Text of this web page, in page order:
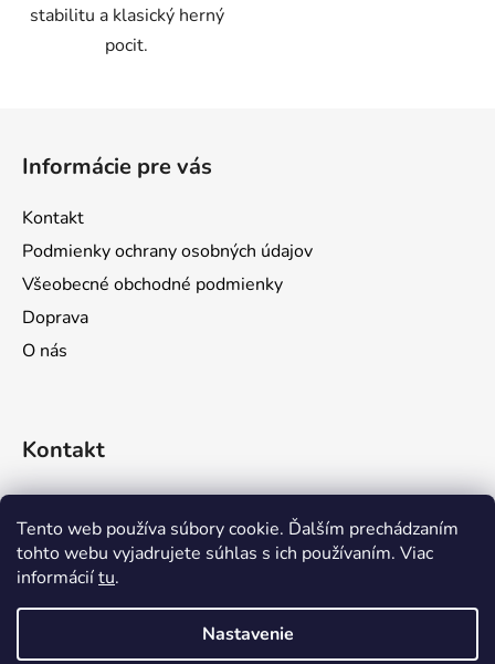
Tento web používa súbory cookie. Ďalším prechádzaním
tohto webu vyjadrujete súhlas s ich používaním. Viac
informáciítu.
Nastavenie
stabilitu a klasický herný
pocit.
Informácie pre vás
Kontakt
Podmienky ochrany osobných údajov
Všeobecné obchodné podmienky
Doprava
O nás
Kontakt
0911 611 644
0903 716 923